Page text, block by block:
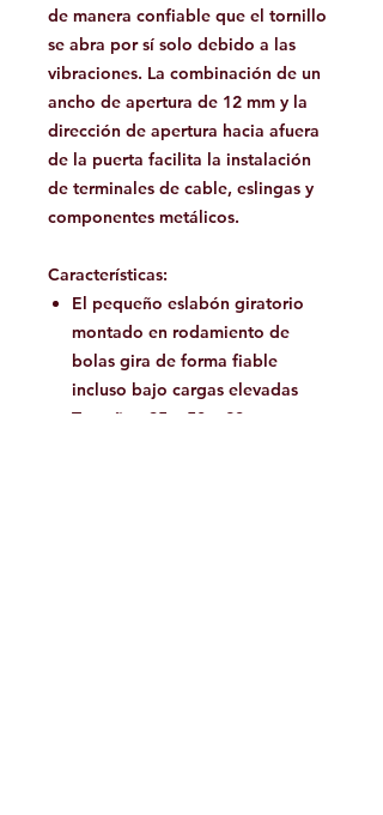
de manera confiable que el tornillo
se abra por sí solo debido a las
vibraciones. La combinación de un
ancho de apertura de 12 mm y la
dirección de apertura hacia afuera
de la puerta facilita la instalación
de terminales de cable, eslingas y
componentes metálicos.
Características:
El pequeño eslabón giratorio
montado en rodamiento de
bolas gira de forma fiable
incluso bajo cargas elevadas
Tamaño: 95 x 50 x 28 mm